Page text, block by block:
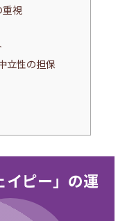
重視
立性の担保
イピー」の運